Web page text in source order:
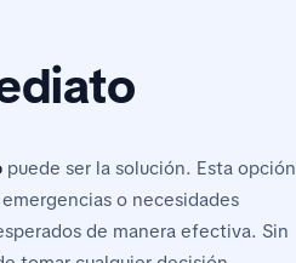
puede ser la solución. Esta opción
o necesidades
de manera efectiva. Sin